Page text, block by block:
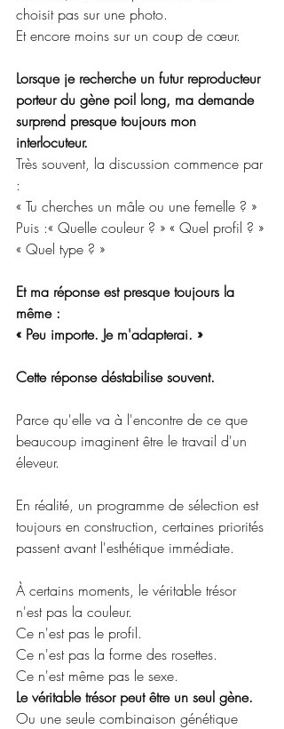
choisit pas sur une photo.
Et encore moins sur un coup de cœur.
Lorsque je recherche un futur reproducteur
porteur du gène poil long, ma demande
surprend presque toujours mon
interlocuteur.
Très souvent, la discussion commence par
:
« Tu cherches un mâle ou une femelle ? »
Puis :« Quelle couleur ? » « Quel profil ? »
« Quel type ? »
Et ma réponse est presque toujours la
même :
« Peu importe. Je m'adapterai. »
Cette réponse déstabilise souvent.
Parce qu'elle va à l'encontre de ce que
beaucoup imaginent être le travail d'un
éleveur.
En réalité, un programme de sélection est
toujours en construction, certaines priorités
passent avant l'esthétique immédiate.
À certains moments, le véritable trésor
n'est pas la couleur.
Ce n'est pas le profil.
Ce n'est pas la forme des rosettes.
Ce n'est même pas le sexe.
Le véritable trésor peut être un seul gène.
Ou une seule combinaison génétique